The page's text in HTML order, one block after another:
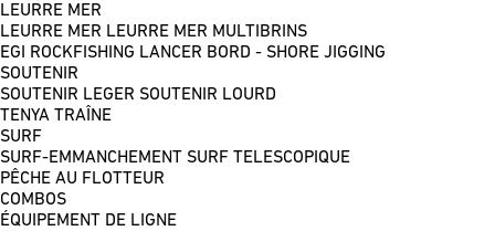
LEURRE MER
LEURRE MER LEURRE MER MULTIBRINS
EGI
ROCKFISHING LANCER BORD - SHORE JIGGING
SOUTENIR
SOUTENIR LEGER SOUTENIR LOURD
TENYA TRAÎNE
SURF
SURF-EMMANCHEMENT SURF TELESCOPIQUE
PÊCHE AU FLOTTEUR
COMBOS
ÉQUIPEMENT DE LIGNE